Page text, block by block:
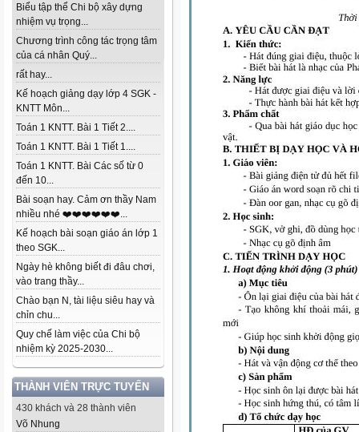
Biểu tập thể Chi bộ xây dựng
nhiệm vụ trọng...
Chương trình công tác trọng tâm
của cá nhân Quý...
rất hay...
Kế hoạch giảng dạy lớp 4 SGK -
KNTT Môn...
Toán 1 KNTT. Bài 1 Tiết 2....
Toán 1 KNTT. Bài 1 Tiết 1....
Toán 1 KNTT. Bài Các số từ 0
đến 10...
Bài soạn hay. Cảm ơn thầy Nam
nhiều nhé ❤️❤️❤️❤️❤️❤️...
Kế hoạch bài soạn giáo án lớp 1
theo SGK...
Ngày hè không biết đi đâu chơi,
vào trang thầy...
Chào bạn N, tài liệu siêu hay và
chỉn chu...
Quy chế làm việc của Chi bộ
nhiệm kỳ 2025-2030...
THÀNH VIÊN TRỰC TUYẾN
430 khách và 28 thành viên
Võ Nhung